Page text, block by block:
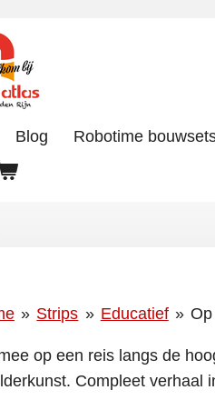
Blog Robotime
» Strips » Educatief »
op een reis langs de
Compleet verhaal